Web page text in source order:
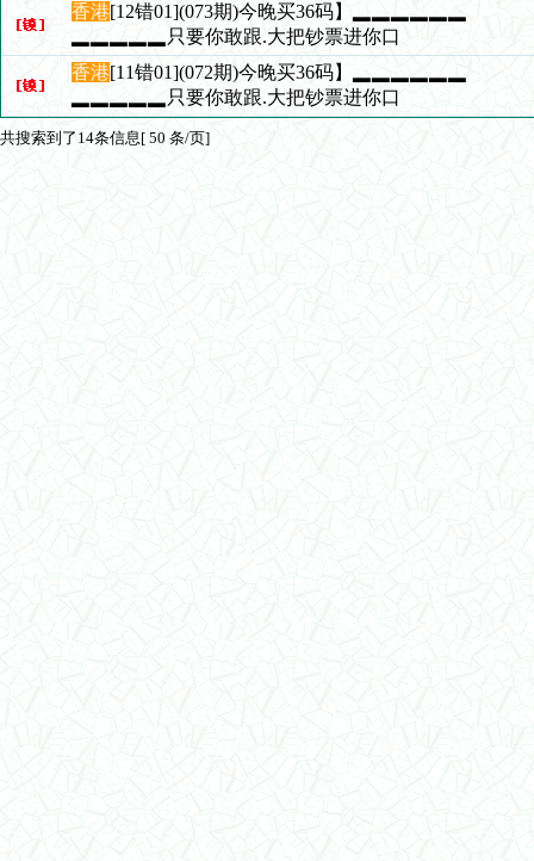
香港[12错01](073期)今晚买36码】▂▂▂▂▂▂
▂▂▂▂▂只要你敢跟.大把钞票进你口
香港[11错01](072期)今晚买36码】▂▂▂▂▂▂
▂▂▂▂▂只要你敢跟.大把钞票进你口
共搜索到了14条信息[ 50 条/页]